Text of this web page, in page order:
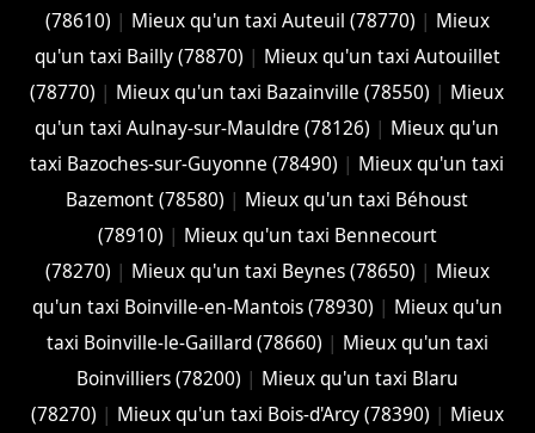
(78610) | Mieux qu'un taxi Auteuil (78770) | Mieux
qu'un taxi Bailly (78870) | Mieux qu'un taxi Autouillet
(78770) | Mieux qu'un taxi Bazainville (78550) | Mieux
qu'un taxi Aulnay-sur-Mauldre (78126) | Mieux qu'un
taxi Bazoches-sur-Guyonne (78490) | Mieux qu'un taxi
Bazemont (78580) | Mieux qu'un taxi Béhoust
(78910) | Mieux qu'un taxi Bennecourt
(78270) | Mieux qu'un taxi Beynes (78650) | Mieux
qu'un taxi Boinville-en-Mantois (78930) | Mieux qu'un
taxi Boinville-le-Gaillard (78660) | Mieux qu'un taxi
Boinvilliers (78200) | Mieux qu'un taxi Blaru
(78270) | Mieux qu'un taxi Bois-d'Arcy (78390) | Mieux